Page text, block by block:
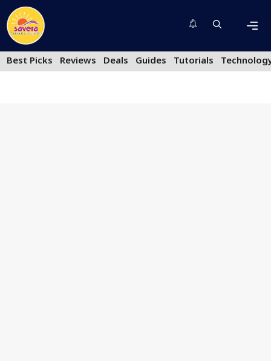
Skip
to
content
Best Picks
Reviews Deals Guides Tutorials